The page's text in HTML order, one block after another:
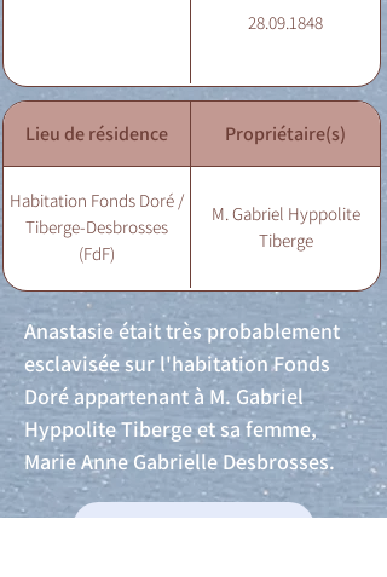
28.09.1848
Lieu de résidence Propriétaire(s)
Habitation Fonds Doré /
Tiberge-Desbrosses
(FdF)
M. Gabriel Hyppolite
Tiberge
Anastasie était très probablement
esclavisée sur l'habitation Fonds
Doré appartenant à M. Gabriel
Hyppolite Tiberge et sa femme,
Marie Anne Gabrielle Desbrosses.